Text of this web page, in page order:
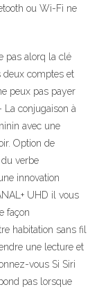
ou Wi-Fi ne
pas alorq la clé
deux comptes et
peux pas payer
conjugaison à
avec une
Option de
verbe
innovation
UHD il vous
façon
habitation sans fil
une lecture et
vous Si Siri
pas lorsque